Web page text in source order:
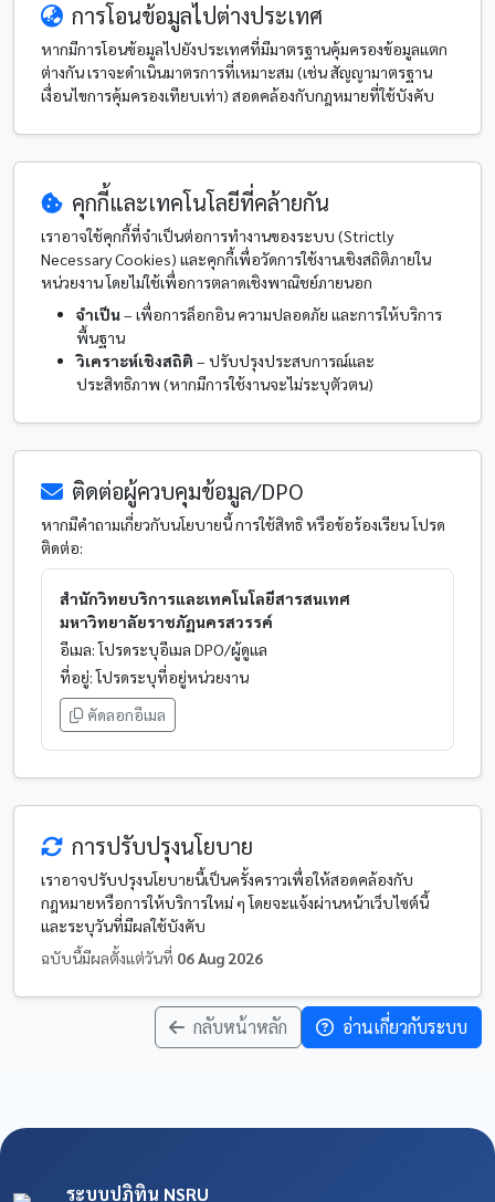
การโอนข้อมูลไปต่างประเทศ
หากมีการโอนข้อมูลไปยังประเทศที่มีมาตรฐานคุ้มครองข้อมูลแตก
ต่างกัน เราจะดำเนินมาตรการที่เหมาะสม (เช่น สัญญามาตรฐาน
เงื่อนไขการคุ้มครองเทียบเท่า) สอดคล้องกับกฎหมายที่ใช้บังคับ
คุกกี้และเทคโนโลยีที่คล้ายกัน
เราอาจใช้คุกกี้ที่จำเป็นต่อการทำงานของระบบ (Strictly
Necessary Cookies) และคุกกี้เพื่อวัดการใช้งานเชิงสถิติภายใน
หน่วยงาน โดยไม่ใช้เพื่อการตลาดเชิงพาณิชย์ภายนอก
จำเป็น– เพื่อการล็อกอิน ความปลอดภัย และการให้บริการ
พื้นฐาน
วิเคราะห์เชิงสถิติ – ปรับปรุงประสบการณ์และ
ประสิทธิภาพ (หากมีการใช้งานจะไม่ระบุตัวตน)
ติดต่อผู้ควบคุมข้อมูล/DPO
หากมีคำถามเกี่ยวกับนโยบายนี้ การใช้สิทธิ หรือข้อร้องเรียน โปรด
ติดต่อ:
สำนักวิทยบริการและเทคโนโลยีสารสนเทศ
มหาวิทยาลัยราชภัฏนครสวรรค์
อีเมล:โปรดระบุอีเมล DPO/ผู้ดูแล
ที่อยู่:โปรดระบุที่อยู่หน่วยงาน
คัดลอกอีเมล
การปรับปรุงนโยบาย
เราอาจปรับปรุงนโยบายนี้เป็นครั้งคราวเพื่อให้สอดคล้องกับ
กฎหมายหรือการให้บริการใหม่ ๆ โดยจะแจ้งผ่านหน้าเว็บไซต์นี้
และระบุวันที่มีผลใช้บังคับ
ฉบับนี้มีผลตั้งแต่วันที่ 06 Aug 2026
กลับหน้าหลัก อ่านเกี่ยวกับระบบ
ระบบปฏิทิน NSRU